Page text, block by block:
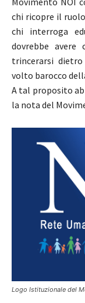
chi ricopre il
chi interroga
dovrebbe avere
trincerarsi
volto barocco
A tal proposito
la nota del
Logo Istituzionale del